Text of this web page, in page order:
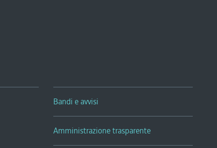
Bandi e avvisi
Amministrazione trasparente